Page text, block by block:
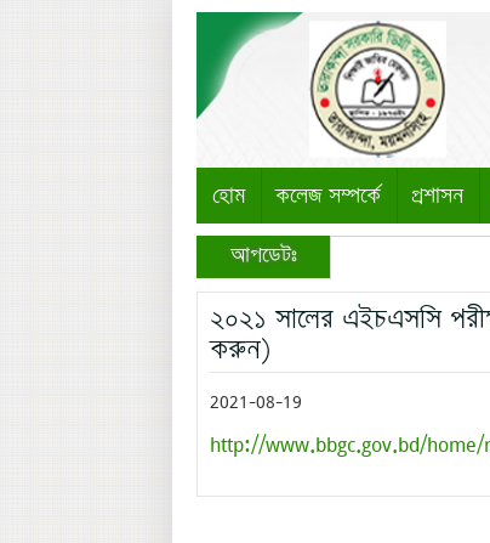
হোম কলেজ সম্পর্কে প্রশাসন
আপডেটঃ
২০২১ সালের এইচএসসি
করুন)
2021-08-19
http://www.bbgc.gov.bd/home/